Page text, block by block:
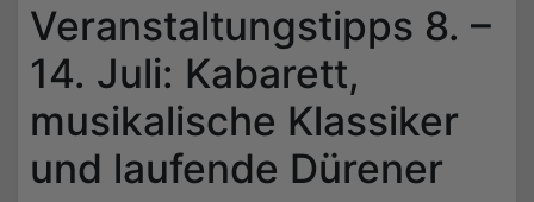
Veranstaltungstipps 8. –
14. Juli: Kabarett,
musikalische Klassiker
und laufende Dürener